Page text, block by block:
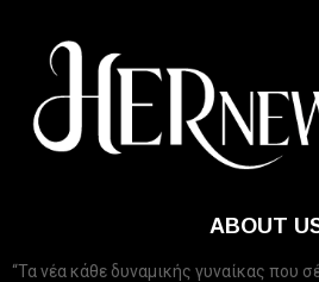
ABOUT
“Τα νέα κάθε δυναμικής γυναίκας που